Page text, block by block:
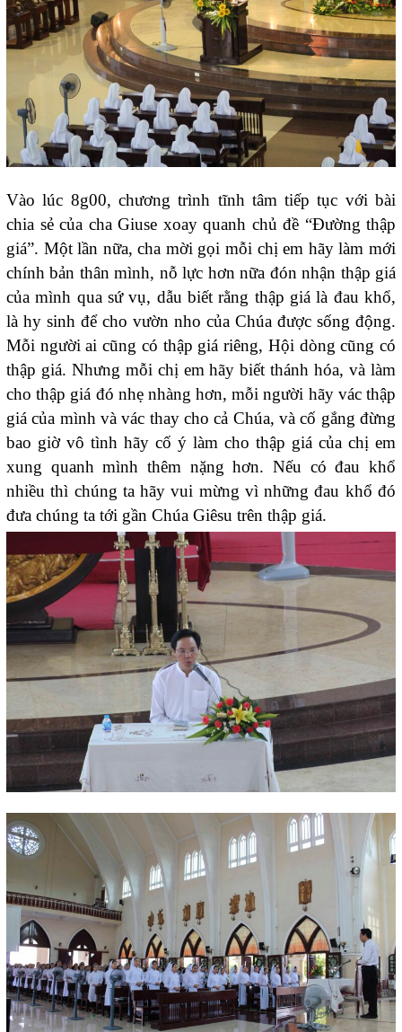
Vào lúc 8g00, chương trình tĩnh tâm tiếp tục với bài
chia sẻ của cha Giuse xoay quanh chủ đề “Đường thập
giá”. Một lần nữa, cha mời gọi mỗi chị em hãy làm mới
chính bản thân mình, nỗ lực hơn nữa đón nhận thập giá
của mình qua sứ vụ, dẫu biết rằng thập giá là đau khổ,
là hy sinh để cho vườn nho của Chúa được sống động.
Mỗi người ai cũng có thập giá riêng, Hội dòng cũng có
thập giá. Nhưng mỗi chị em hãy biết thánh hóa, và làm
cho thập giá đó nhẹ nhàng hơn, mỗi người hãy vác thập
giá của mình và vác thay cho cả Chúa, và cố gắng đừng
bao giờ vô tình hãy cố ý làm cho thập giá của chị em
xung quanh mình thêm nặng hơn. Nếu có đau khổ
nhiều thì chúng ta hãy vui mừng vì những đau khổ đó
đưa chúng ta tới gần Chúa Giêsu trên thập giá.